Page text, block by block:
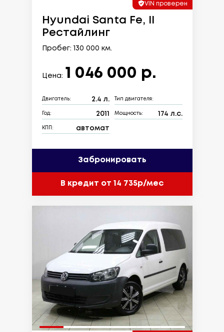
VIN проверен
Hyundai Santa Fe, II
Рестайлинг
Пробег: 130 000 км.
Цена: 1 046 000 р.
Двигатель: 2.4 л. Тип двигателя:
Год: 2011 Мощность: 174 л.с.
КПП: автомат
Забронировать
В кредит от 14 735р/мес